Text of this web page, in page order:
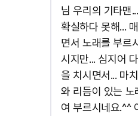
님 우리의 기타맨
확실하다 못해...
면서 노래를 부르
시지만... 심지어
을 치시면서... 마
와 리듬이 있는
여 부르시네요.^^